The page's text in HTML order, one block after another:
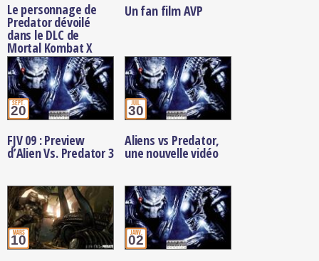
Le personnage de
Predator dévoilé
dans le DLC de
Mortal Kombat X
Un fan film AVP
sept.
20
FJV 09 : Preview
d’Alien Vs. Predator 3
juil.
30
Aliens vs Predator,
une nouvelle vidéo
mars
10 janv.
02